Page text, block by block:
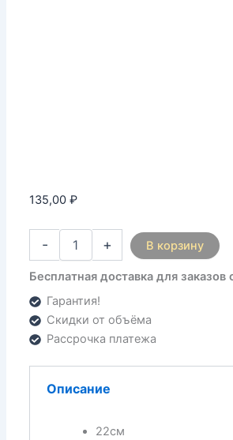
135,00₽
- + В корзину
Бесплатная доставка для
Гарантия!
Скидки от объёма
Рассрочка платежа
Описание
22см